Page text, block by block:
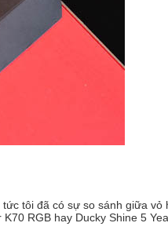
tôi đã có sự so sánh giữa vỏ
RGB hay Ducky Shine 5